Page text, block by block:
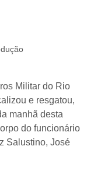
Militar do Rio
e resgatou,
manhã desta
do funcionário
Salustino, José